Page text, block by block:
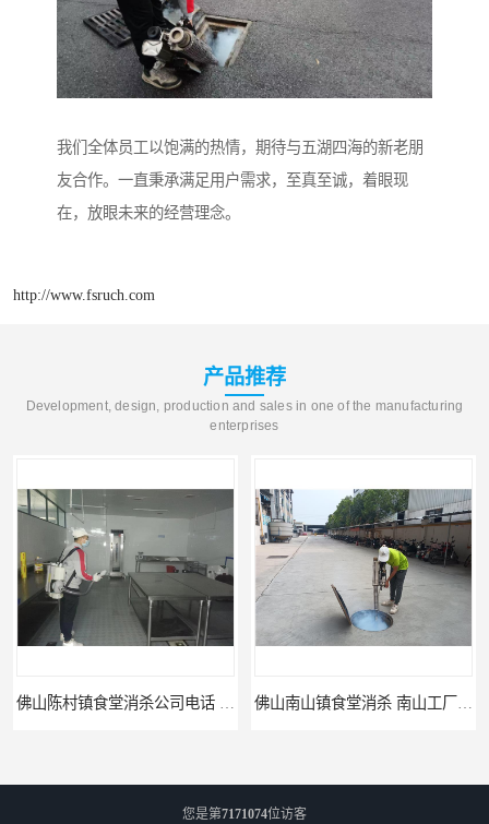
我们全体员工以饱满的热情，期待与五湖四海的新老朋
友合作。一直秉承满足用户需求，至真至诚，着眼现
在，放眼未来的经营理念。
http://www.fsruch.com
产品推荐
Development, design, production and sales in one of the manufacturing
enterprises
佛山南山镇食堂消杀 南山工厂灭鼠
您是第7171074位访客